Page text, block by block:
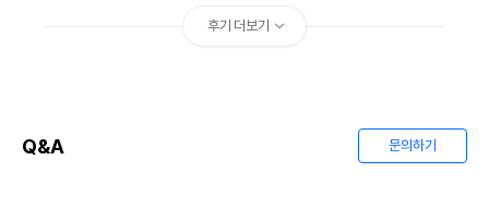
후기 더보기
Q&A 문의하기